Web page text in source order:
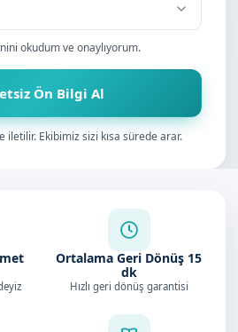
okudum ve onaylıyorum.
Ön Bilgi Al
iletilir. Ekibimiz sizi kısa sürede arar.
Ortalama Geri Dönüş 15
dk
Hızlı geri dönüş garantisi